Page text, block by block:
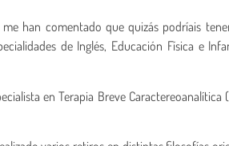
han comentado que quizás podríais
de Inglés, Educación Física e
en Terapia Breve Caractereoanalítica